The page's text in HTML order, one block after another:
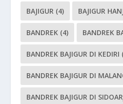
BAJIGUR (4) BAJIGUR
BANDREK (4) BANDREK
BANDREK BAJIGUR DI KEDIRI
BANDREK BAJIGUR DI
BANDREK BAJIGUR DI